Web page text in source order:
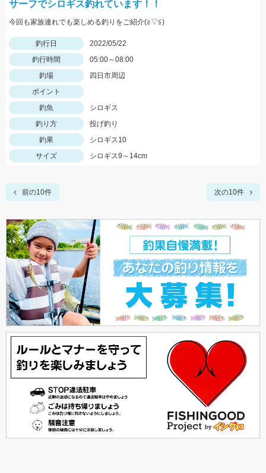
サーフでシロギス釣れています！！
今回も家族連れでも楽しめる釣りをご紹介(≧▽≦)
釣行日
2022/05/22
釣行時間
05:00～08:00
釣場
四日市周辺
ポイント
釣魚
シロギス
釣り方
投げ釣り
釣果
シロギス10
サイズ
シロギス9～14cm
前の10件 次の10件